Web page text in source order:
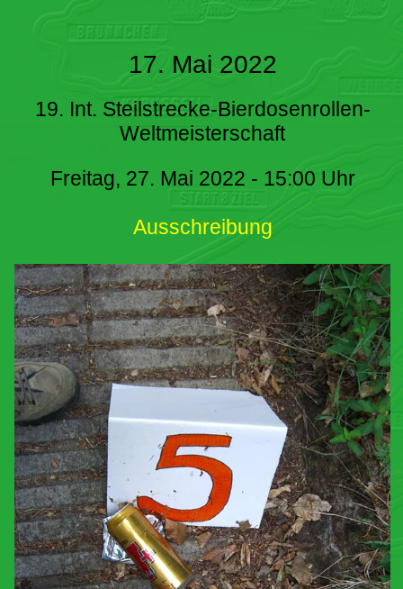
17. Mai 2022
19. Int. Steilstrecke-Bierdosenrollen-
Weltmeisterschaft
Freitag, 27. Mai 2022 - 15:00 Uhr
Ausschreibung